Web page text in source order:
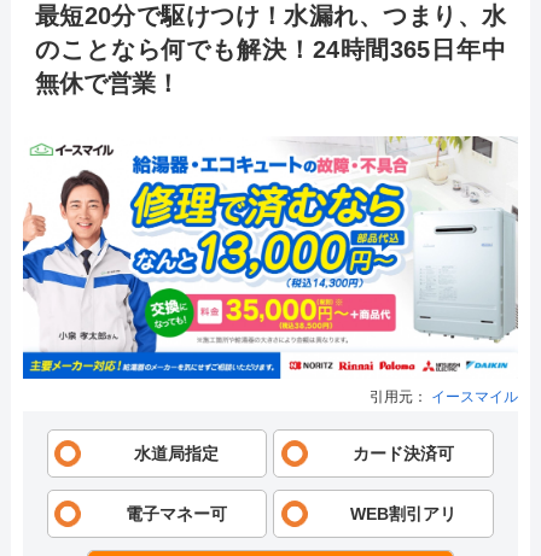
最短20分で駆けつけ！水漏れ、つまり、水
のことなら何でも解決！24時間365日年中
無休で営業！
引用元： イースマイル
水道局指定 カード決済可
電子マネー可 WEB割引アリ